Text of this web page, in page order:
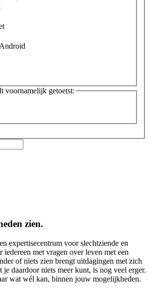
voornamelijk getoetst:
zien.
expertisecentrum voor slechtziende en
iedereen met vragen over leven met een
of niets zien brengt uitdagingen met zich
je daardoor niets meer kunt, is nog veel erger.
wat wél kan, binnen jouw mogelijkheden.